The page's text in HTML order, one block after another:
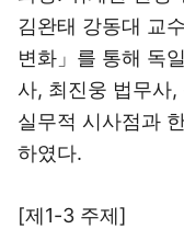
김완태 강동대 교
변화」를 통해 독
사, 최진웅 법무사
실무적 시사점과
하였다.
[제1-3 주제]